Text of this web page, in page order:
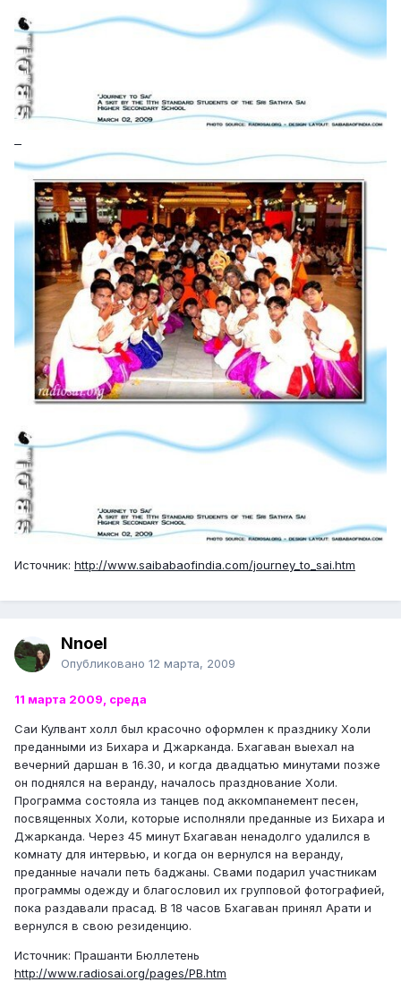
Источник: http://www.saibabaofindia.com/journey_to_sai.htm
Nnoel
Опубликовано 12 марта, 2009
11 марта 2009, среда
Саи Кулвант холл был красочно оформлен к празднику Холи
преданными из Бихара и Джарканда. Бхагаван выехал на
вечерний даршан в 16.30, и когда двадцатью минутами позже
он поднялся на веранду, началось празднование Холи.
Программа состояла из танцев под аккомпанемент песен,
посвященных Холи, которые исполняли преданные из Бихара и
Джарканда. Через 45 минут Бхагаван ненадолго удалился в
комнату для интервью, и когда он вернулся на веранду,
преданные начали петь баджаны. Свами подарил участникам
программы одежду и благословил их групповой фотографией,
пока раздавали прасад. В 18 часов Бхагаван принял Арати и
вернулся в свою резиденцию.
Источник: Прашанти Бюллетень
http://www.radiosai.org/pages/PB.htm